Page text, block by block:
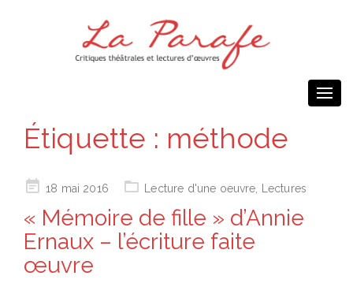
Étiquette : méthode
Posted18 mai 2016 Lecture d'une oeuvre Lectures
« Mémoire de fille » d’Annie
Ernaux – l’écriture faite
œuvre